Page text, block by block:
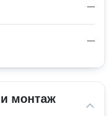
—
—
монтаж